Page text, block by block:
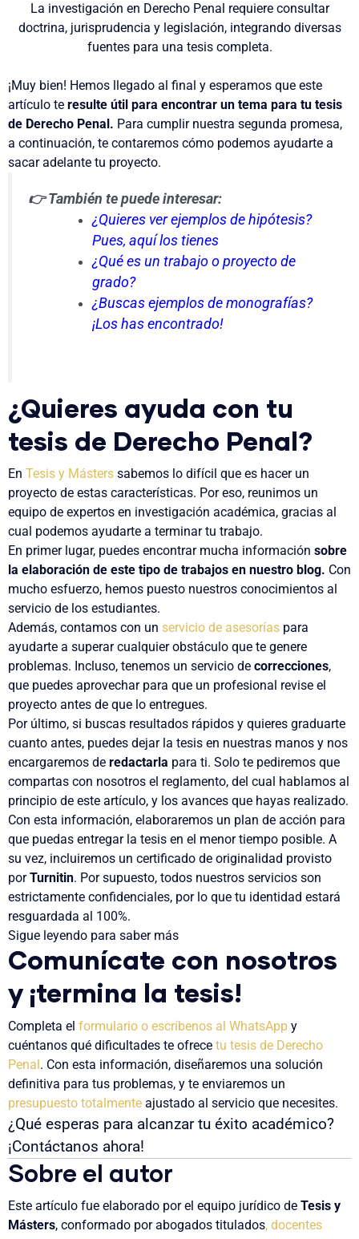
La investigación en Derecho Penal requiere consultar
doctrina, jurisprudencia y legislación, integrando diversas
fuentes para una tesis completa.
¡Muy bien! Hemos llegado al final y esperamos que este
artículo te resulte útil para encontrar un tema para tu tesis
de Derecho Penal. Para cumplir nuestra segunda promesa,
a continuación, te contaremos cómo podemos ayudarte a
sacar adelante tu proyecto.
👉 También te puede interesar:
¿Quieres ver ejemplos de hipótesis?
Pues, aquí los tienes
¿Qué es un trabajo o proyecto de
grado?
¿Buscas ejemplos de monografías?
¡Los has encontrado!
¿Quieres ayuda con tu
tesis de Derecho Penal?
En Tesis y Másters sabemos lo difícil que es hacer un
proyecto de estas características. Por eso, reunimos un
equipo de expertos en investigación académica, gracias al
cual podemos ayudarte a terminar tu trabajo.
En primer lugar, puedes encontrar mucha información sobre
la elaboración de este tipo de trabajos en nuestro blog. Con
mucho esfuerzo, hemos puesto nuestros conocimientos al
servicio de los estudiantes.
Además, contamos con un servicio de asesorías para
ayudarte a superar cualquier obstáculo que te genere
problemas. Incluso, tenemos un servicio de correcciones,
que puedes aprovechar para que un profesional revise el
proyecto antes de que lo entregues.
Por último, si buscas resultados rápidos y quieres graduarte
cuanto antes, puedes dejar la tesis en nuestras manos y nos
encargaremos de redactarla para ti. Solo te pediremos que
compartas con nosotros el reglamento, del cual hablamos al
principio de este artículo, y los avances que hayas realizado.
Con esta información, elaboraremos un plan de acción para
que puedas entregar la tesis en el menor tiempo posible. A
su vez, incluiremos un certificado de originalidad provisto
porTurnitin. Por supuesto, todos nuestros servicios son
estrictamente confidenciales, por lo que tu identidad estará
resguardada al 100%.
Sigue leyendo para saber más
Comunícate con nosotros
y ¡termina la tesis!
Completa el formulario o escríbenos al WhatsApp y
cuéntanos qué dificultades te ofrece tu tesis de Derecho
Penal . Con esta información, diseñaremos una solución
definitiva para tus problemas, y te enviaremos un
presupuesto totalmente ajustado al servicio que necesites.
¿Qué esperas para alcanzar tu éxito académico?
¡Contáctanos ahora!
Sobre el autor
Este artículo fue elaborado por el equipo jurídico de Tesis y
Másters, conformado por abogados titulados, docentes